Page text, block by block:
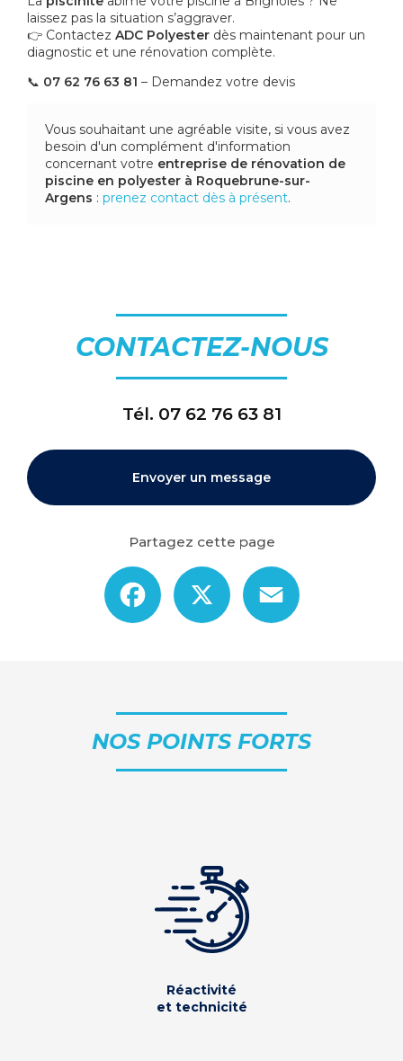
laissez pas la situation s’aggraver.
👉 Contactez ADC Polyester dès maintenant pour un
diagnostic et une rénovation complète.
📞 07 62 76 63 81 – Demandez votre devis
Vous souhaitant une agréable visite, si vous avez
besoin d'un complément d'information
concernant votre entreprise de rénovation de
piscine en polyester à Roquebrune-sur-
Argens : prenez contact dès à présent.
CONTACTEZ-NOUS
Tél. 07 62 76 63 81
Envoyer un message
Partagez cette page
Facebook
NOS POINTS FORTS
Réactivité
et technicité